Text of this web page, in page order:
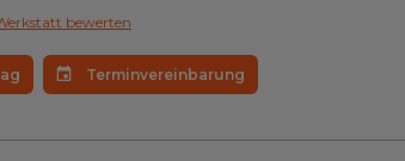
bewerten
Terminvereinbarung